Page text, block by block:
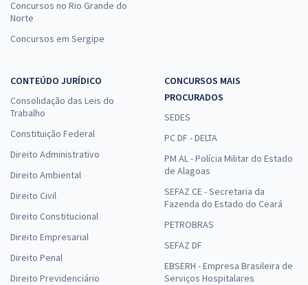
Concursos no Rio Grande do
Norte
Concursos em Sergipe
CONTEÚDO JURÍDICO
Consolidação das Leis do
Trabalho
Constituição Federal
Direito Administrativo
Direito Ambiental
Direito Civil
Direito Constitucional
Direito Empresarial
Direito Penal
Direito Previdenciário
CONCURSOS MAIS
PROCURADOS
SEDES
PC DF - DELTA
PM AL - Polícia Militar do Estado
de Alagoas
SEFAZ CE - Secretaria da
Fazenda do Estado do Ceará
PETROBRAS
SEFAZ DF
EBSERH - Empresa Brasileira de
Serviços Hospitalares